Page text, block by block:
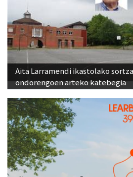
Aita Larramendi ikastolako
ondorengoen arteko katebegia